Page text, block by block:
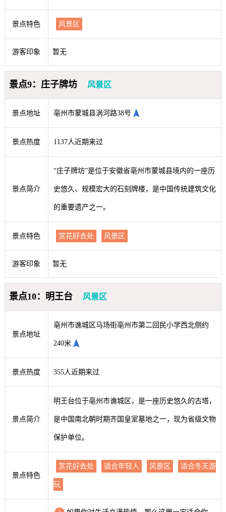
景点特色 风景区
游客印象 暂无
景点9：庄子牌坊 风景区
景点地址 亳州市蒙城县涡河路38号
景点热度 1137人近期来过
景点简介
“庄子牌坊”是位于安徽省亳州市蒙城县境内的一座历
史悠久、规模宏大的石刻牌楼，是中国传统建筑文化
的重要遗产之一。
景点特色 赏花好去处 风景区
游客印象 暂无
景点10：明王台 风景区
景点地址
亳州市谯城区马场街亳州市第二回民小学西北侧约
240米
景点热度 355人近期来过
景点简介
明王台位于亳州市谯城区，是一座历史悠久的古塔，
是中国南北朝时期齐国皇室墓地之一，现为省级文物
保护单位。
景点特色
赏花好去处 适合年轻人 风景区 适合冬天游
玩